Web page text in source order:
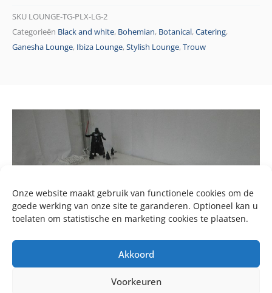
Onze website maakt gebruik van functionele cookies om de
goede werking van onze site te garanderen. Optioneel kan u
toelaten om statistische en marketing cookies te plaatsen.
Akkoord
Voorkeuren
SKU LOUNGE-TG-PLX-LG-2
Categorieën Black and white, Bohemian, Botanical,Catering,
Ganesha Lounge, Ibiza Lounge,Stylish Lounge,Trouw